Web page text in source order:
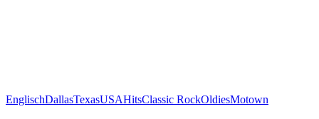
EnglischDallasTexasUSAHitsClassic RockOldiesMotown